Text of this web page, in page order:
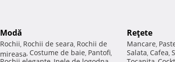
Modă
Rochii, Rochii de seara, Rochii de
mireasa, Costume de baie, Pantofi,
Reţete
Mancare,
Salata, Cafea,